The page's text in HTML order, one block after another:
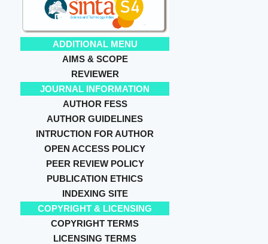
ADDITIONAL MENU
AIMS & SCOPE
REVIEWER
JOURNAL INFORMATION
AUTHOR FESS
AUTHOR GUIDELINES
INTRUCTION FOR AUTHOR
OPEN ACCESS POLICY
PEER REVIEW POLICY
PUBLICATION ETHICS
INDEXING SITE
COPYRIGHT & LICENSING
COPYRIGHT TERMS
LICENSING TERMS